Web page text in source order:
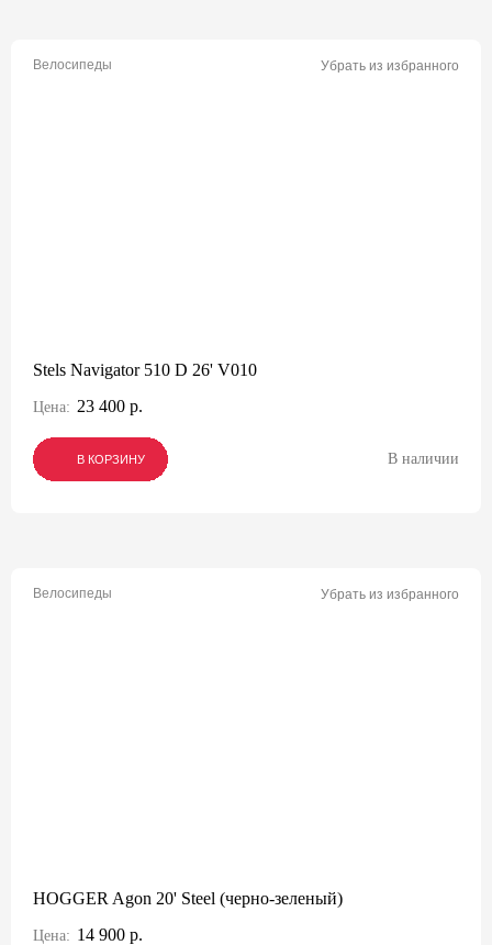
Велосипеды Убрать из избранного
Stels Navigator 510 D 26' V010
Цена: 23 400 р.
В КОРЗИНУ
В КОРЗИНУ
В КОРЗИНУ В наличии
Велосипеды Убрать из избранного
HOGGER Agon 20' Steel (черно-зеленый)
Цена: 14 900 р.